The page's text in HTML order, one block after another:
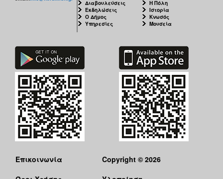
Διαβουλεύσεις
Εκδηλώσεις
Ο Δήμος
Υπηρεσίες
Η Πόλη
Ιστορία
Κνωσός
Μουσεία
Επικοινωνία
Copyright © 2026